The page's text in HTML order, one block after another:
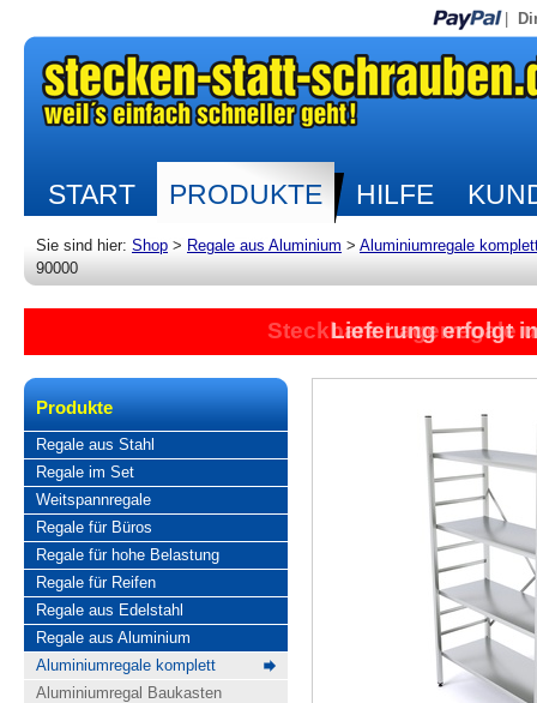
START PRODUKTE HILFE
Sie sind hier: Shop > Regale aus Aluminium > Aluminiumregale
90000
Steckbare Lagerregale
Lieferung erfolgt
Produkte
Regale aus Stahl
Regale im Set
Weitspannregale
Regale für Büros
Regale für hohe Belastung
Regale für Reifen
Regale aus Edelstahl
Regale aus Aluminium
Aluminiumregale komplett
Aluminiumregal Baukasten